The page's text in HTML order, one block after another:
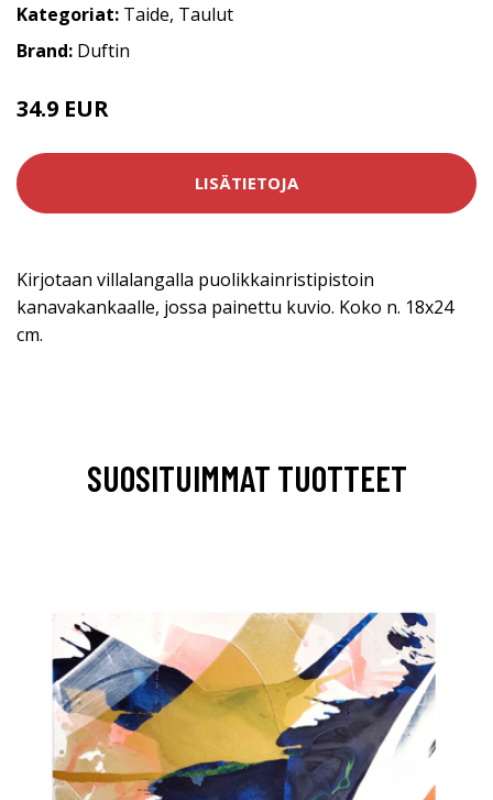
Kategoriat: Taide, Taulut
Brand: Duftin
34.9 EUR
LISÄTIETOJA
Kirjotaan villalangalla puolikkainristipistoin
kanavakankaalle, jossa painettu kuvio. Koko n. 18x24
cm.
SUOSITUIMMAT TUOTTEET